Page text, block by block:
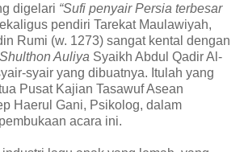
digelari “Sufi penyair Persia terbesar
pendiri Tarekat Maulawiyah,
Rumi (w. 1273) sangat kental dengan
Shulthon Auliya Syaikh Abdul Qadir Al-
syair yang dibuatnya. Itulah yang
Pusat Kajian Tasawuf Asean
Haerul Gani, Psikolog, dalam
acara ini.